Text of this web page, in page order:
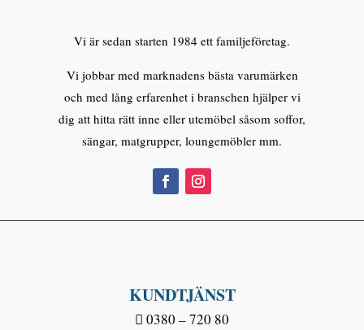
Vi är sedan starten 1984 ett familjeföretag.
Vi jobbar med marknadens bästa varumärken
och med lång erfarenhet i branschen hjälper vi
dig att hitta rätt inne eller utemöbel såsom soffor,
sängar, matgrupper, loungemöbler mm.
KUNDTJÄNST
0380 – 720 80